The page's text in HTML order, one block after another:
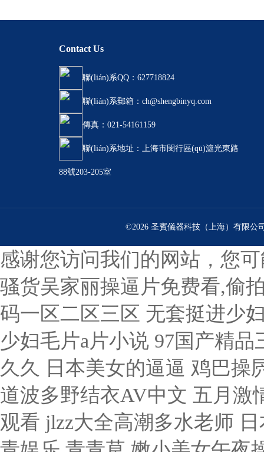
Contact Us
聯(lián)系QQ：627718824
聯(lián)系郵箱：ch@shengbinyq.com
傳真：021-54161159
聯(lián)系地址：上海市閔行區(qū)滬光東路
88號203-205室
©2026 圣賓儀器科技（上海）有限公
感谢您访问我们的网站，您
骚货吴家丽操逼片免费看,偷